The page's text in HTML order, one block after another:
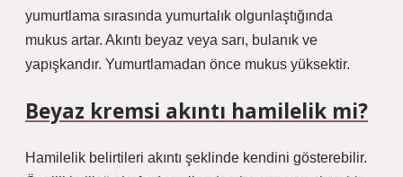
yumurtlama sırasında yumurtalık olgunlaştığında
mukus artar. Akıntı beyaz veya sarı, bulanık ve
yapışkandır. Yumurtlamadan önce mukus yüksektir.
Beyaz kremsi akıntı hamilelik mi?
Hamilelik belirtileri akıntı şeklinde kendini gösterebilir.